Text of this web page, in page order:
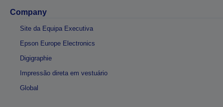
Company
Site da Equipa Executiva
Epson Europe Electronics
Digigraphie
Impressão direta em vestuário
Global